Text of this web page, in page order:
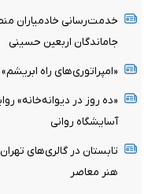
جاماندگان اربعین حسینی
«امپراتوری‌های راه
«ده روز در دیوانه‌خانه»
آسایشگاه روانی
تابستان در گالری‌های
هنر معاصر